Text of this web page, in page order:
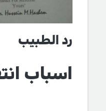
رد الطبيب
اسباب